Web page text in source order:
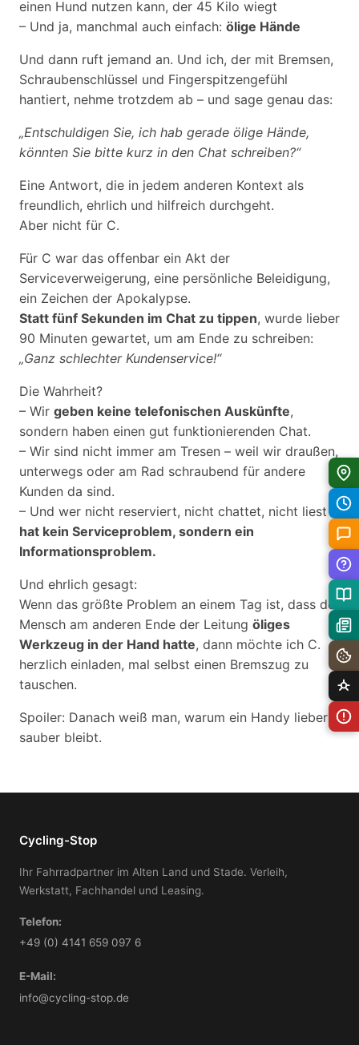
einen Hund nutzen kann, der 45 Kilo wiegt
– Und ja, manchmal auch einfach: ölige Hände
Und dann ruft jemand an. Und ich, der mit Bremsen,
Schraubenschlüssel und Fingerspitzengefühl
hantiert, nehme trotzdem ab – und sage genau das:
„Entschuldigen Sie, ich hab gerade ölige Hände,
könnten Sie bitte kurz in den Chat schreiben?“
Eine Antwort, die in jedem anderen Kontext als
freundlich, ehrlich und hilfreich durchgeht.
Aber nicht für C.
Für C war das offenbar ein Akt der
Serviceverweigerung, eine persönliche Beleidigung,
ein Zeichen der Apokalypse.
Statt fünf Sekunden im Chat zu tippen, wurde lieber
90 Minuten gewartet, um am Ende zu schreiben:
„Ganz schlechter Kundenservice!“
Die Wahrheit?
– Wir geben keine telefonischen Auskünfte,
sondern haben einen gut funktionierenden Chat.
– Wir sind nicht immer am Tresen – weil wir draußen,
unterwegs oder am Rad schraubend für andere
Kunden da sind.
– Und wer nicht reserviert, nicht chattet, nicht liest –
hat kein Serviceproblem, sondern ein
Informationsproblem.
Und ehrlich gesagt:
Wenn das größte Problem an einem Tag ist, dass der
Mensch am anderen Ende der Leitung öliges
Werkzeug in der Hand hatte, dann möchte ich C.
herzlich einladen, mal selbst einen Bremszug zu
tauschen.
Spoiler: Danach weiß man, warum ein Handy lieber
sauber bleibt.
Cycling-Stop
Ihr Fahrradpartner im Alten Land und Stade. Verleih,
Werkstatt, Fachhandel und Leasing.
Telefon:
+49 (0) 4141 659 097 6
E-Mail:
info@cycling-stop.de